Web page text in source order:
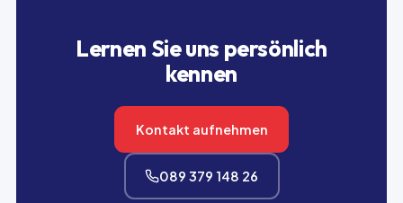
Lernen Sie uns persönlich
kennen
Kontakt aufnehmen
089 379 148 26